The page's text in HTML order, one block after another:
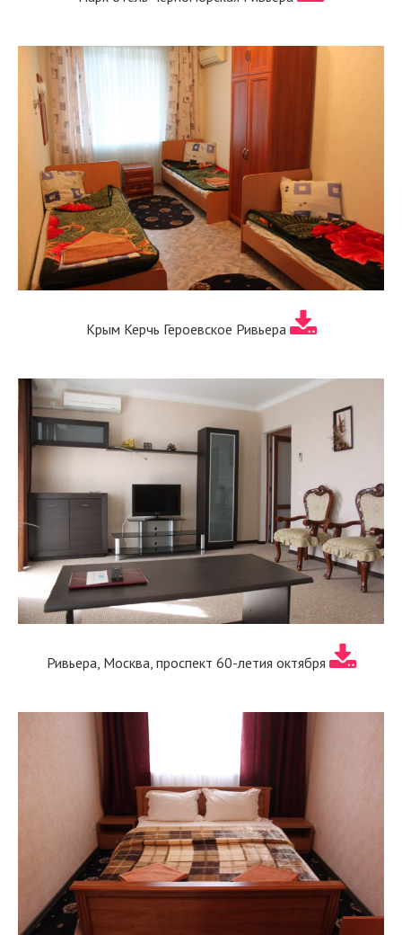
Крым Керчь Героевское Ривьера
Ривьера, Москва, проспект 60-летия октября